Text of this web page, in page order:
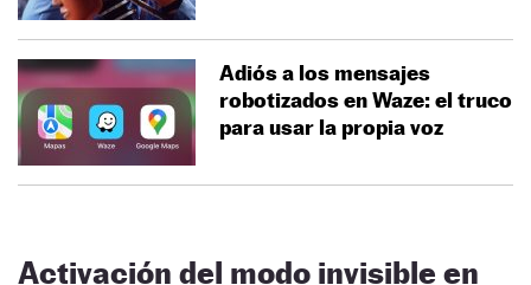
Adiós a los mensajes
robotizados en Waze: el truco
para usar la propia voz
Activación del modo invisible en